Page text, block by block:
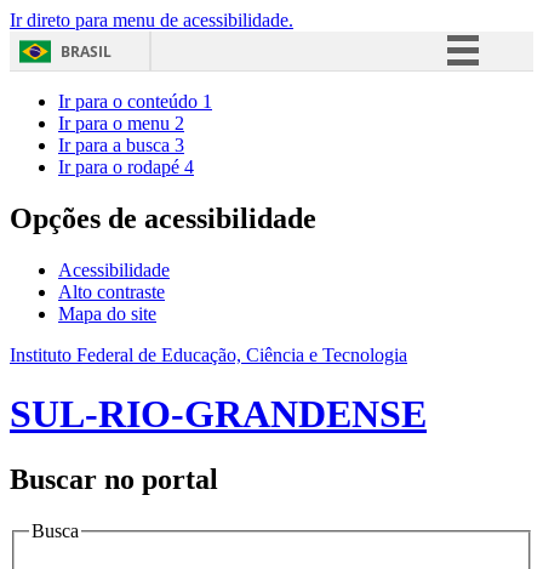
Ir direto para menu de acessibilidade.
BRASIL
Acesso à informação
Ir para o conteúdo 1
Ir para o menu 2
Ir para a busca 3
Ir para o rodapé 4
Opções de acessibilidade
Acessibilidade
Alto contraste
Mapa do site
Instituto Federal de Educação, Ciência e Tecnologia
SUL-RIO-GRANDENSE
Buscar no portal
Busca